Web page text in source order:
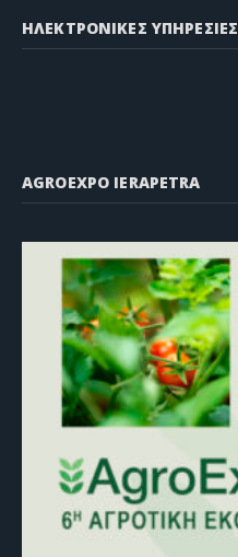
ΗΛΕΚΤΡΟΝΙΚΕΣ ΥΠΗΡΕΣΙΕΣ
AGROEXPO IERAPETRA